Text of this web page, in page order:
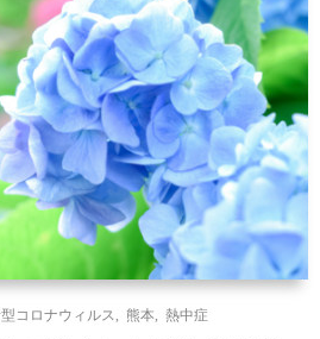
コロナウィルス 熊本 熱中症